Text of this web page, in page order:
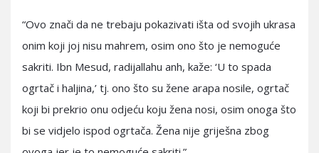
“Ovo znači da ne trebaju pokazivati išta od svojih ukrasa
onim koji joj nisu mahrem, osim ono što je nemoguće
sakriti. Ibn Mesud, radijallahu anh, kaže: ‘U to spada
ogrtač i haljina,’ tj. ono što su žene arapa nosile, ogrtač
koji bi prekrio onu odjeću koju žena nosi, osim onoga što
bi se vidjelo ispod ogrtača. Žena nije griješna zbog